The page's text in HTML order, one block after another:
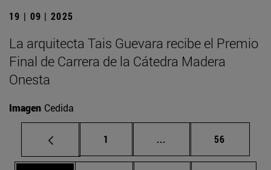
19 | 09 | 2025
La arquitecta Tais Guevara recibe el Premio
Final de Carrera de la Cátedra Madera
Onesta
Imagen Cedida
Página
1 ... Páginas intermedias
Página
56